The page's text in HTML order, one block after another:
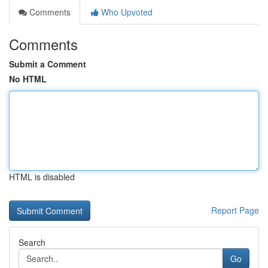
Comments
Who Upvoted
Comments
Submit a Comment
No HTML
HTML is disabled
Report Page
Search
Go